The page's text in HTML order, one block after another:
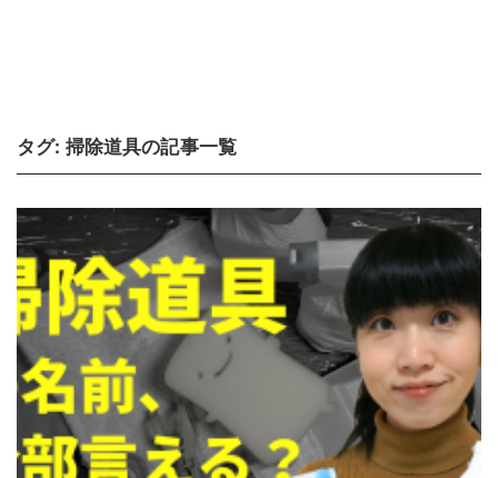
タグ: 掃除道具の記事一覧